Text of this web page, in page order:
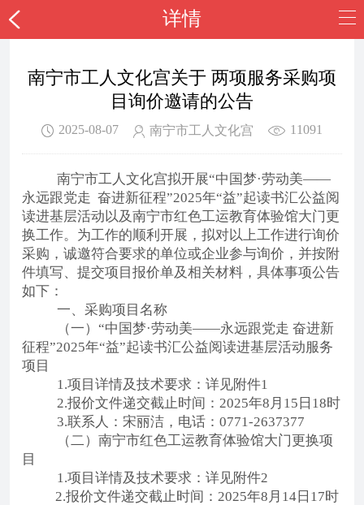
详情
南宁市工人文化宫关于 两项服务采购项
目询价邀请的公告
2025-08-07 南宁市工人文化宫 11091
南宁市工人文化宫拟开展“中国梦·劳动美——
永远跟党走 奋进新征程”2025年“益”起读书汇公益阅
读进基层活动 以及南宁市红色工运教育体验馆大门更
换工作。为工作的顺利开展，拟对以上工作进行询价
采购，诚邀符合要求的单位或企业参与询价，并按附
件填写、提交项目报价单及相关材料，具体事项公告
如下：
一、采购项目名称
（一）“中国梦·劳动美——永远跟党走 奋进新
征程”2025年“益”起读书汇公益阅读进基层活动服务
项目
1.项目详情及技术要求： 详见附件1
2.报价文件递交截止时间：2025年8月15日18时
3.联系人： 宋丽洁，电话： 0771-2637377
（二）南宁市红色工运教育体验馆大门更换项
目
1.项目详情及技术要求： 详见附件2
2.报价文件递交截止时间： 2025年8月14日17时